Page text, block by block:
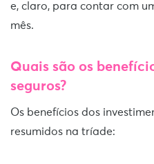
e, claro, para contar com
mês.
Quais são os
seguros?
Os benefícios dos
resumidos na tríade: